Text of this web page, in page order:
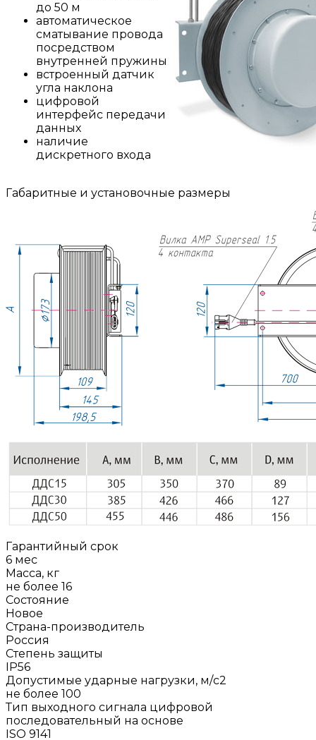
до 50 м
автоматическое
сматывание провода
посредством
внутренней пружины
встроенный датчик
угла наклона
цифровой
интерфейс передачи
данных
наличие
дискретного входа
Габаритные и установочные размеры
Гарантийный срок
6 мес
Масса, кг
не более 16
Состояние
Новое
Страна-производитель
Россия
Степень защиты
IP56
Допустимые ударные нагрузки, м/с2
не более 100
Тип выходного сигнала цифровой
последовательный на основе
ISO 9141